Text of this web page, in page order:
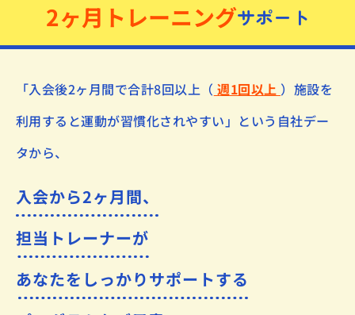
サポート
2ヶ月トレーニング
「入会後2ヶ月間で合計8回以上（ 週1回以上 ） 施設を
利用すると運動が習慣化されやすい」 という自社デー
タから、
入会から2ヶ月間、
担当トレーナーが
あなたをしっかりサポートする